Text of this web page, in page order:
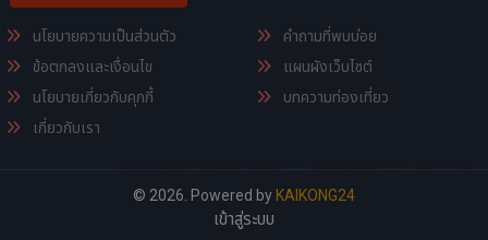
นโยบายความเป็นส่วนตัว
ข้อตกลงและเงื่อนไข
นโยบายเกี่ยวกับคุกกี้
เกี่ยวกับเรา
คำถามที่พบบ่อย
แผนผังเว็บไซต์
บทความท่องเที่ยว
© 2026. Powered byKAIKONG24
เข้าสู่ระบบ